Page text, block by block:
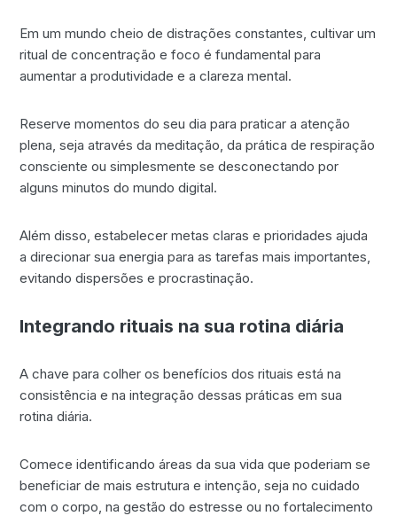
Em um mundo cheio de distrações constantes, cultivar um
ritual de concentração e foco é fundamental para
aumentar a produtividade e a clareza mental.
Reserve momentos do seu dia para praticar a atenção
plena, seja através da meditação, da prática de respiração
consciente ou simplesmente se desconectando por
alguns minutos do mundo digital.
Além disso, estabelecer metas claras e prioridades ajuda
a direcionar sua energia para as tarefas mais importantes,
evitando dispersões e procrastinação.
Integrando rituais na sua rotina diária
A chave para colher os benefícios dos rituais está na
consistência e na integração dessas práticas em sua
rotina diária.
Comece identificando áreas da sua vida que poderiam se
beneficiar de mais estrutura e intenção, seja no cuidado
com o corpo, na gestão do estresse ou no fortalecimento